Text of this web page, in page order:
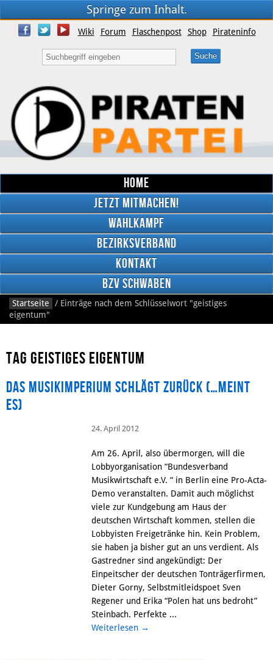
Springe zum Inhalt.
Wiki Forum Flaschenpost Shop Pirateninfo
Home
Jetzt mitmachen!
Wahlkampf
Bezirksverband
Kontakt
BzV Schwaben
Startseite / Einträge nach dem Schlüsselwort "geistiges
eigentum"
Tag geistiges eigentum
Das Musikimperium schlägt zurück (…meint
es)
24. April 2012
Am 26. April, also übermorgen, will die
Lobbyorganisation “Bundesverband
Musikwirtschaft e.V. “ in Berlin eine Pro-Acta-
Demo veranstalten. Damit auch möglichst
viele zur Kundgebung am Haus der
deutschen Wirtschaft kommen, stellen die
Lobbyisten Freigetränke hin. Kein Problem,
sie haben ja bisher gut an uns verdient. Als
Gastredner sind angekündigt: Der
Einpeitscher der deutschen Tonträgerfirmen,
Dieter Gorny, Selbstmitleidspoet Sven
Regener und Erika “Polen hat uns bedroht”
Steinbach. Perfekte ...
Weiterlesen →